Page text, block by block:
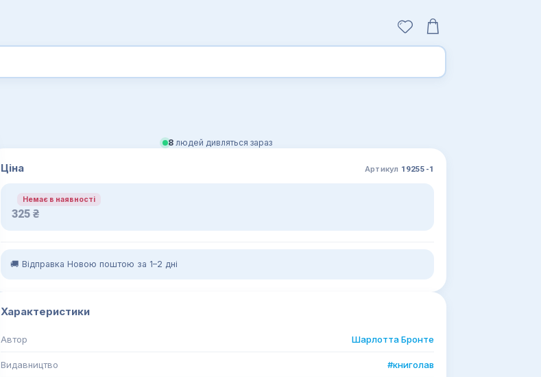
8 людей дивляться зараз
Ціна Артикул 19255-1
Немає в наявності
325 ₴
🚚 Відправка Новою поштою за 1–2 дні
Характеристики
Автор Шарлотта Бронте
Видавництво #книголав